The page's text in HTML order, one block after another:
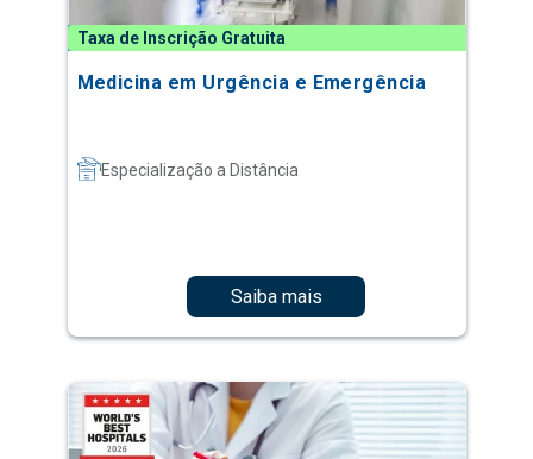
Taxa de Inscrição Gratuita
Medicina em Urgência e Emergência
Especialização a Distância
Saiba mais